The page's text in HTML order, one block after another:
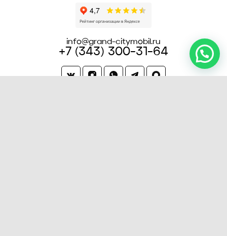
info@grand-citymobil.ru
+7 (343) 300-31-64